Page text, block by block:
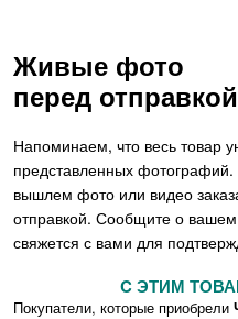
Живые фото
перед
Напоминаем, что весь товар
представленных
вышлем фото или видео
отправкой. Сообщите о
свяжется с вами для
C ЭТИМ
Покупатели, которые приобрели